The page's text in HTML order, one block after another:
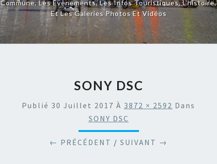
Commune, Les Évènements, Les Infos Touristiques, L'histoire,
Et Les Galeries Photos Et Vidéos
SONY DSC
Publié 30 Juillet 2017 À 3872 × 2592 Dans
SONY DSC
← PRÉCÉDENT / SUIVANT →